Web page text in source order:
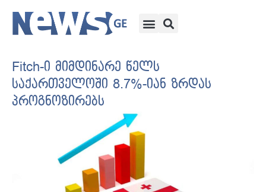
Fitch-ი მიმდინარე წელს
საქართველოში 8.7%-იან ზრდას
პროგნოზირებს